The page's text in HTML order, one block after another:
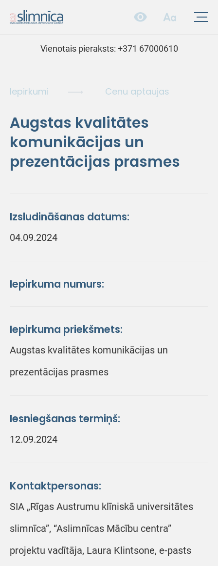
Vienotais pieraksts: +371 67000610
Iepirkumi Cenu aptaujas
Augstas kvalitātes
komunikācijas un
prezentācijas prasmes
Izsludināšanas datums:
04.09.2024
Iepirkuma numurs:
Iepirkuma priekšmets:
Augstas kvalitātes komunikācijas un
prezentācijas prasmes
Iesniegšanas termiņš:
12.09.2024
Kontaktpersonas:
SIA „Rīgas Austrumu klīniskā universitātes
slimnīca”, “Aslimnīcas Mācību centra”
projektu vadītāja, Laura Klintsone, e-pasts